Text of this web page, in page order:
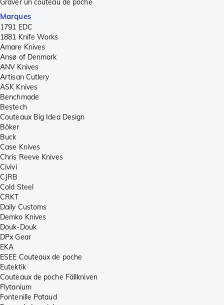
Graver un couteau de poche
Marques
1791 EDC
1881 Knife Works
Amare Knives
Ansø of Denmark
ANV Knives
Artisan Cutlery
ASK Knives
Benchmade
Bestech
Couteaux Big Idea Design
Böker
Buck
Case Knives
Chris Reeve Knives
Civivi
CJRB
Cold Steel
CRKT
Daily Customs
Demko Knives
Douk-Douk
DPx Gear
EKA
ESEE Couteaux de poche
Eutektik
Couteaux de poche Fällkniven
Flytanium
Fontenille Pataud